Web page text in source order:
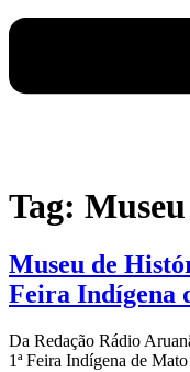
Tag: Museu
Museu de
Feira Indígena
Da Redação Rádio
1ª Feira Indígena de